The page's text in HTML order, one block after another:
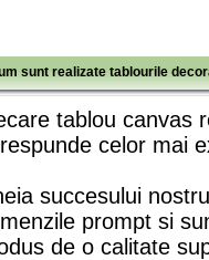
sunt realizate tablourile
tablou canvas
celor mai
succesului
prompt si
de o calitate